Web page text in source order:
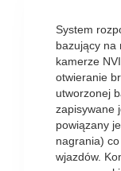
System
bazujący na
kamerze
otwieranie
utworzonej
zapisywane
powiązany
nagrania)
wjazdów.